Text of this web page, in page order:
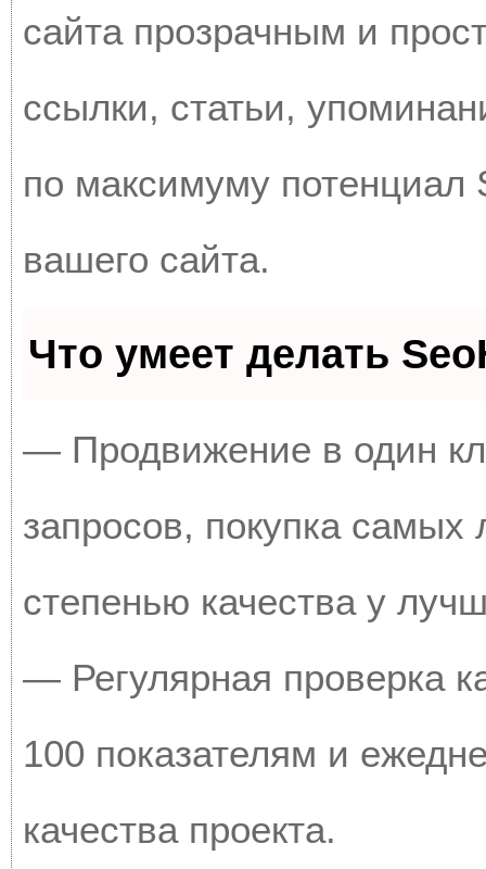
сайта прозрачным и
ссылки, статьи,
по максимуму потенциал
вашего сайта.
Что умеет делать
— Продвижение в один
запросов, покупка
степенью качества у
— Регулярная проверка
100 показателям и
качества проекта.